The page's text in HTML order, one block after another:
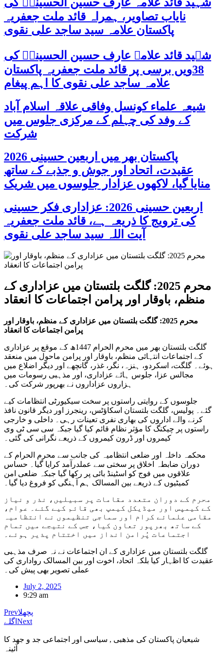
نایاب تصاویر، ہمراہ قائد ملت جعفریہ
پاکستان علامہ سید ساجد علی نقوی
شہید قائد علامہ عارف حسین الحسینیؒ کی
38ویں برسی پر قائد ملت جعفریہ پاکستان
علامہ ساجد علی نقوی کا اہم پیغام
شیعہ علماء کونسل وفاقی علاقہ اسلام آباد
کے وفد کی چہلم کے مرکزی جلوس میں
شرکت
پاکستان بھر میں اربعین حسینی 2026
عقیدت، اتحاد اور جوش و جذبے کے ساتھ
منایا گیا، لاکھوں عزادار جلوسوں میں شریک
اربعین حسینی 2026: عزاداری فکر حسینی
کی ترویج کا ذریعہ ہے، قائد ملت جعفریہ
آیت اللہ سید ساجد علی نقوی
محرم 2025: گلگت بلتستان میں عزاداری کے
منظم، باوقار اور پرامن اجتماعات کا انعقاد
محرم 2025: گلگت بلتستان میں عزاداری کے منظم، باوقار اور
پرامن اجتماعات کا انعقاد
گلگت بلتستان بھر میں محرم الحرام 1447ھ کے موقع پر عزاداری
کے اجتماعات انتہائی منظم، باوقار اور پرامن ماحول میں منعقد
ہوئے۔ گلگت، اسکردو، ہنزہ، نگر، غذر، گانچھے اور دیگر اضلاع میں
مجالس عزا، جلوس ہائے عزاداری، اور مذہبی رسومات میں
ہزاروں عزاداروں نے بھرپور شرکت کی۔
جلوسوں کے روایتی راستوں پر سخت سیکیورٹی انتظامات کیے
گئے۔ پولیس، گلگت بلتستان اسکاؤٹس، رینجرز اور دیگر قانون نافذ
کرنے والے اداروں کی بھاری نفری تعینات رہی۔ داخلی و خارجی
راستوں پر چیکنگ کا مؤثر نظام قائم کیا گیا جبکہ سی سی ٹی وی
کیمروں اور ڈرون کیمروں کے ذریعے نگرانی کی گئی۔
محکمہ داخلہ اور ضلعی انتظامیہ کی جانب سے محرم الحرام کے
دوران ضابطہ اخلاق پر سختی سے عملدرآمد کرایا گیا۔ حساس
علاقوں میں فوج کو اسٹینڈ بائی پر رکھا گیا جبکہ ضلعی امن
کمیٹیوں کے ذریعے بین المسالک ہم آہنگی کو فروغ دیا گیا۔
محرم کے دوران متعدد مقامات پر سبیلیں، نذر و نیاز
کے کیمپس اور میڈیکل کیمپ بھی قائم کیے گئے۔ عوام،
مقامی علمائے کرام اور سماجی تنظیموں نے انتظامیہ
کے ساتھ بھرپور تعاون کیا، جس کے نتیجے میں تمام
اجتماعات پُرامن انداز میں اختتام پذیر ہوئے۔
گلگت بلتستان میں عزاداری کے ان اجتماعات نے نہ صرف مذہبی
عقیدت کا اظہار کیا بلکہ اتحاد، اخوت اور بین المسالک رواداری کی
عملی تصویر بھی پیش کی۔
July 2, 2025
9:29 am
Prevپچھلا
اگلے Next
شیعیان پاکستان کی مذهبی , سیاسی اور اجتماعی جد و جهد کا
آئینہ